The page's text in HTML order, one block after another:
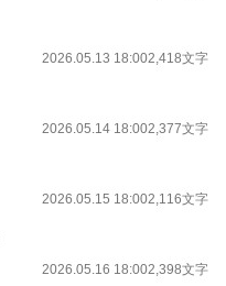
2026.05.13 18:002,418文字
2026.05.14 18:002,377文字
2026.05.15 18:002,116文字
2026.05.16 18:002,398文字